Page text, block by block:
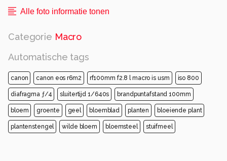
Alle foto informatie tonen
Categorie Macro
Automatische tags
canon canon eos r6m2 rf100mm f2.8 l macro is usm iso 800
diafragma ƒ/4 sluitertijd 1/640s brandpuntafstand 100mm
bloem groente geel bloemblad planten bloeiende plant
plantenstengel wilde bloem bloemsteel stuifmeel